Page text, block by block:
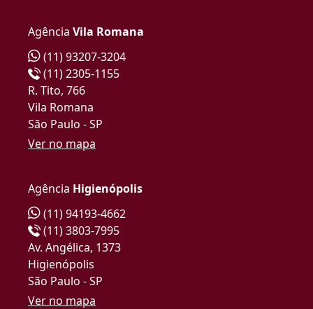
Agência Vila Romana
(11) 93207-3204
(11) 2305-1155
R. Tito, 766
Vila Romana
São Paulo - SP
Ver no mapa
Agência Higienópolis
(11) 94193-4662
(11) 3803-7995
Av. Angélica, 1373
Higienópolis
São Paulo - SP
Ver no mapa